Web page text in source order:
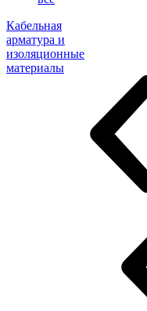
Кабельная
арматура и
изоляционные
материалы